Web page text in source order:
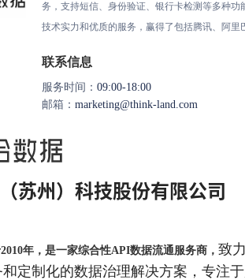
务，支持短信、身份验证、银行卡检测等多种
技术实力和优质的服务，赢得了包括腾讯、阿里
联系信息
服务时间： 09:00-18:00
邮箱： marketing@think-land.com
苏州）科技股份有限公司
年，是一家综合性API数据流通服务商， 致
定制化的数据治理解决方案，专注